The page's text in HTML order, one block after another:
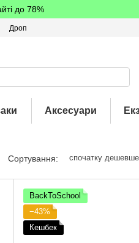
до 78%
Дроп
Аксесуари
Сортування: спочатку дешевше
BackToSchool
−43%
Кешбек